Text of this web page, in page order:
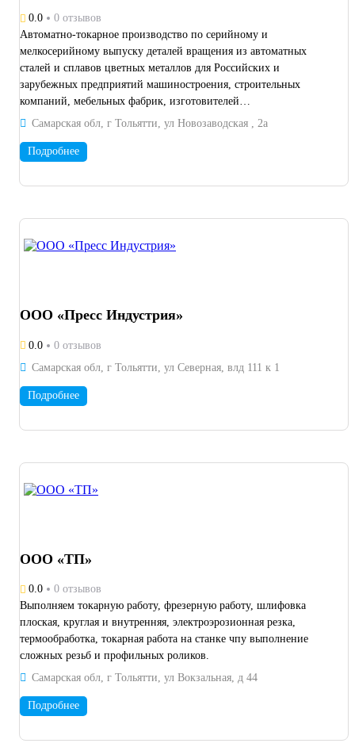
0.0
0 отзывов
Автоматно-токарное производство по серийному и
мелкосерийному выпуску деталей вращения из автоматных
сталей и сплавов цветных металлов для Российских и
зарубежных предприятий машиностроения, строительных
компаний, мебельных фабрик, изготовителей
реабилитационных приспособлений и т.д. Конкурентная цена,
Самарская обл, г Тольятти, ул Новозаводская , 2а
Подробнее
ООО «Пресс Индустрия»
0.0
0 отзывов
Самарская обл, г Тольятти, ул Северная, влд 111 к 1
Подробнее
ООО «ТП»
0.0
0 отзывов
Выполняем токарную работу, фрезерную работу, шлифовка
плоская, круглая и внутренняя, электроэрозионная резка,
термообработка, токарная работа на станке чпу выполнение
сложных резьб и профильных роликов.
Самарская обл, г Тольятти, ул Вокзальная, д 44
Подробнее